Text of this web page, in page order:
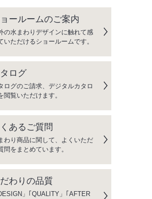
ールームのご案内
の水まわりデザインに触れて感
いただけるショールームです。
ログ
ログのご請求、デジタルカタロ
閲覧いただけます。
あるご質問
わり商品に関して、よくいただ
問をまとめています。
わりの品質
」｢QUALITY」｢AFTER